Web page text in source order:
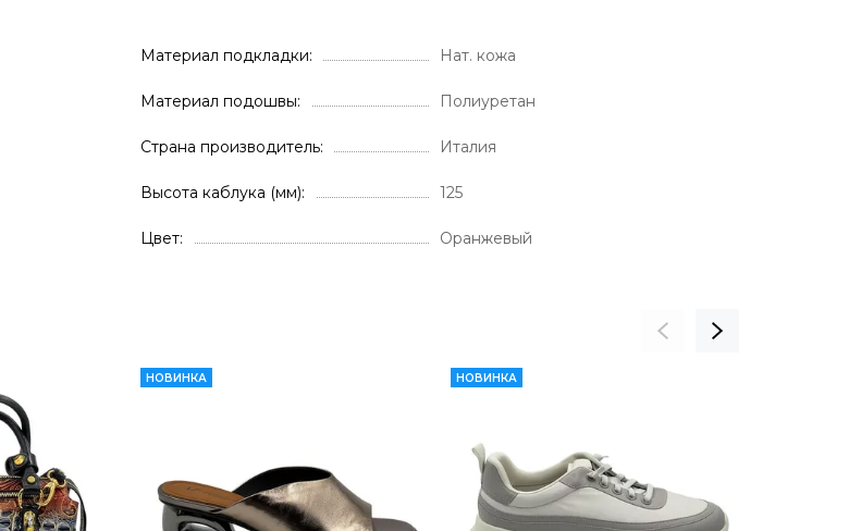
Материал подкладки Нат. кожа
Материал подошвы Полиуретан
Страна производитель Италия
Высота каблука (мм) 125
Цвет Оранжевый
НОВИНКА НОВИНКА